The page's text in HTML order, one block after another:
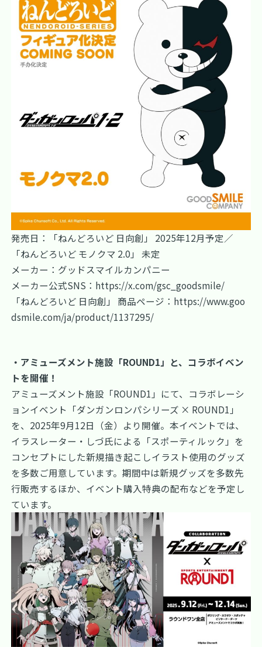
発売日：「ねんどろいど 日向創」 2025年12月予定／
「ねんどろいど モノクマ 2.0」 未定
メーカー：グッドスマイルカンパニー
メーカー公式SNS： https://x.com/gsc_goodsmile/
「ねんどろいど 日向創」 商品ページ： https://www.goo
dsmile.com/ja/product/1137295/
・アミューズメント施設「ROUND1」と、コラボイベン
トを開催！
アミューズメント施設「ROUND1」にて、コラボレーシ
ョンイベント「ダンガンロンパシリーズ × ROUND1」
を、2025年9月12日（金）より開催。本イベントでは、
イラスレーター・しづ氏による「スポーティルック」を
コンセプトにした新規描き起こしイラスト使用のグッズ
を多数ご用意しています。期間中は新規グッズを多数先
行販売するほか、イベント購入特典の配布などを予定し
ています。